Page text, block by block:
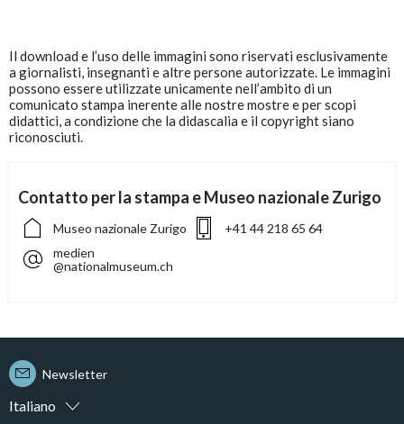
Il download e l’uso delle immagini sono riservati esclusivamente
a giornalisti, insegnanti e altre persone autorizzate. Le immagini
possono essere utilizzate unicamente nell’ambito di un
comunicato stampa inerente alle nostre mostre e per scopi
didattici, a condizione che la didascalia e il copyright siano
riconosciuti.
Contatto per la stampa e Museo nazionale Zurigo
Museo nazionale Zurigo
+41 44 218 65 64
medien
@nationalmuseum.ch
Italiano
Newsletter